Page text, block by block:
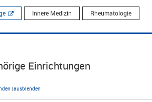
Innere Medizin Rheumatologie
Einrichtungen
|ausblenden